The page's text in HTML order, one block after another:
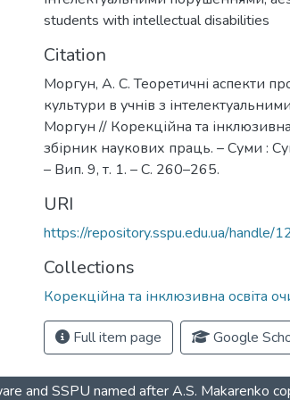
students with intellectual disabilities
Citation
Моргун, А. С. Теоретичні аспекти
культури в учнів з
Моргун // Корекційна та
збірник наукових праць. – Суми :
– Вип. 9, т. 1. – С. 260–265.
URI
https://repository.sspu.edu.ua/
Collections
Корекційна та інклюзивна освіта
Full item page Google
and SSPU named after A.S. Makarenko